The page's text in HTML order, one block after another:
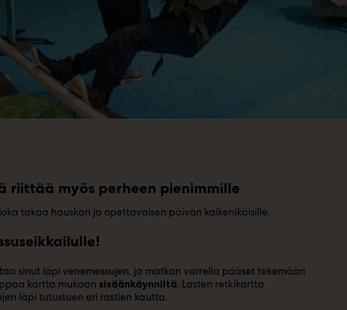
riittää myös perheen pienimmille
takaa hauskan ja opettavaisen päivän kaikenikäisille.
sinut läpi venemessujen, ja matkan varrella pääset tekemään
kartta mukaan sisäänkäynniltä. Lasten retkikartta
läpi tutustuen eri rastien kautta.